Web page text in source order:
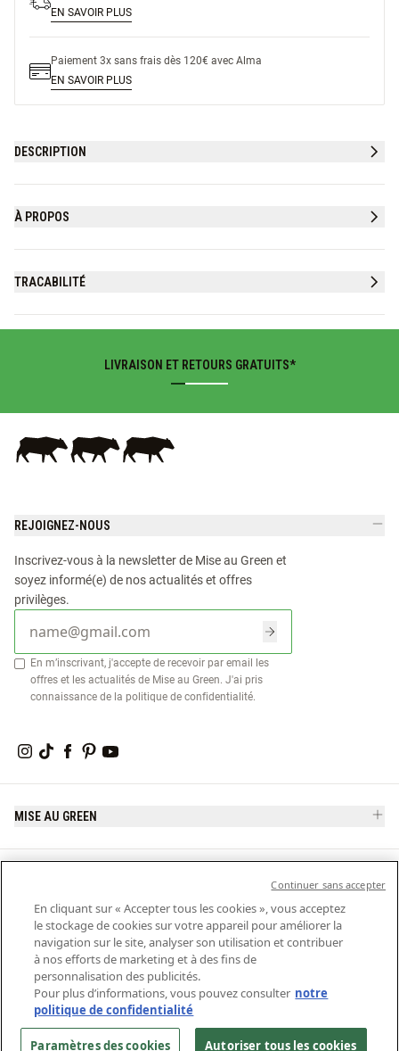
EN SAVOIR PLUS
Paiement 3x sans frais dès 120€ avec Alma
EN SAVOIR PLUS
DESCRIPTION
À PROPOS
TRACABILITÉ
LIVRAISON ET RETOURS GRATUITS*
REJOIGNEZ-NOUS
Inscrivez-vous à la newsletter de Mise au Green et
soyez informé(e) de nos actualités et offres
privilèges.
E-mail
En m’inscrivant, j'accepte de recevoir par email les
offres et les actualités de Mise au Green. J'ai pris
connaissance de la politique de confidentialité.
MISE AU GREEN
LÉGAL
AIDE ET CONTACT
En cliquant sur « Accepter tous les cookies », vous acceptez
le stockage de cookies sur votre appareil pour améliorer la
navigation sur le site, analyser son utilisation et contribuer
à nos efforts de marketing et à des fins de
personnalisation des publicités.
Pour plus d’informations, vous pouvez consulter notre
politique de confidentialité
Paramètres des cookies Autoriser tous les cookies
Continuer sans accepter